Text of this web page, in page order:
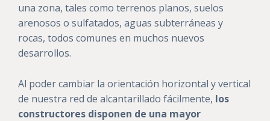
una zona, tales como terrenos planos, suelos
arenosos o sulfatados, aguas subterráneas y
rocas, todos comunes en muchos nuevos
desarrollos.
Al poder cambiar la orientación horizontal y vertical
de nuestra red de alcantarillado fácilmente, los
constructores disponen de una mayor